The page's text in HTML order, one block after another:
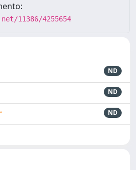
11386/4255654
ND
ND
ND